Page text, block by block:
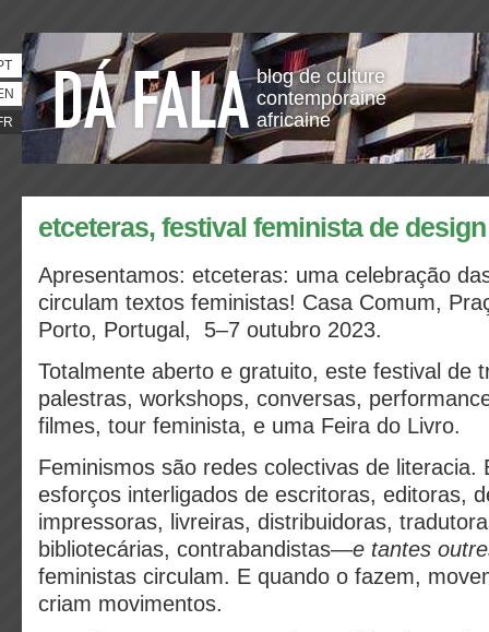
blog de culture
contemporaine
africaine
etceteras, festival feminista de
Apresentamos: etceteras: uma celebração
circulam textos feministas! Casa Comum,
Porto, Portugal, 5–7 outubro 2023.
Totalmente aberto e gratuito, este festival de
palestras, workshops, conversas,
filmes, tour feminista, e uma Feira do Livro.
Feminismos são redes colectivas de literacia.
esforços interligados de escritoras, editoras,
impressoras, livreiras, distribuidoras,
bibliotecárias, contrabandistas—e tantes
feministas circulam. E quando o fazem,
criam movimentos.